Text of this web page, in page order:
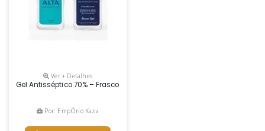
Ver + Detalhes
Gel Antisséptico 70% – Frasco 35 Ml Personalizado
Por: EmpÓrio Kaza